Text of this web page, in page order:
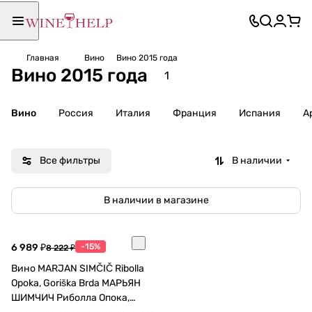
Главная Вино Вино 2015 года
Вино 2015 года 1
Вино Россия Италия Франция Испания
Все фильтры В наличии
В наличии в магазине
6 989 ₽8 222 ₽ -15%
Вино MARJAN SIMČIČ Ribolla
Opoka, Goriška Brda МАРЬЯН
ШИМЧИЧ Риболла Опока,